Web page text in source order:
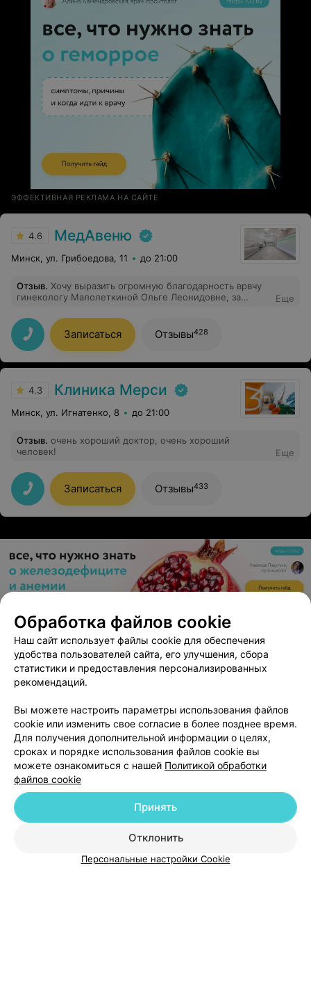
ЭФФЕКТИВНАЯ РЕКЛАМА НА САЙТЕ
4.6 МедАвеню
Минск, ул. Грибоедова, 11 до 21:00
Отзыв. Хочу выразить огромную благодарность врвчу
гинекологу Малолеткиной Ольге Леонидовне, за
первой минуты расположился к себе дочку, провела
осмотр очень бережно, без малейшего стресса. Дала
дельные рекомендации. Спасибо за ваш
профессионализм и добрату!!!
Еще
Записаться Отзывы428
4.3 Клиника Мерси
Минск, ул. Игнатенко, 8 до 21:00
Отзыв. очень хороший доктор, очень хороший
человек!
Еще
Записаться Отзывы433
Медилия
Минск, ул. Скрыганова, 4д до 15:00
Добавить компанию
Добавить специалиста
Обработка файлов cookie
Наш сайт использует файлы cookie для обеспечения
удобства пользователей сайта, его улучшения, сбора
статистики и предоставления персонализированных
рекомендаций.
Вы можете настроить параметры использования файлов
cookie или изменить свое согласие в более позднее время.
Для получения дополнительной информации о целях,
сроках и порядке использования файлов cookie вы
можете ознакомиться с нашей Политикой обработки
файлов cookie
Отклонить
Принять
Персональные настройки Cookie